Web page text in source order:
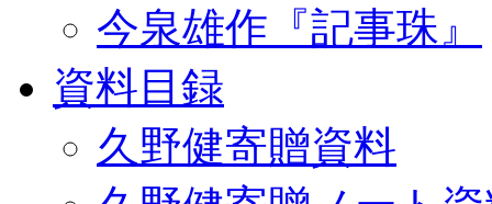
今泉雄作『記事珠』
資料目録
久野健寄贈資料